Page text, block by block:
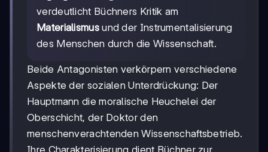
verdeutlicht Büchners Kritik am
Materialismusund der Instrumentalisierung
des Menschen durch die Wissenschaft.
Beide Antagonisten verkörpern verschiedene
Aspekte der sozialen Unterdrückung: Der
Hauptmann die moralische Heuchelei der
Oberschicht, der Doktor den
menschenverachtenden Wissenschaftsbetrieb.